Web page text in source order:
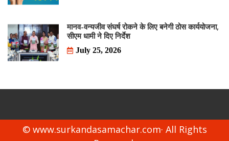
मानव-वन्यजीव संघर्ष रोकने के लिए बनेगी ठोस कार्ययोजना,
सीएम धामी ने दिए निर्देश
July 25, 2026
© www.surkandasamachar.com· All Rights